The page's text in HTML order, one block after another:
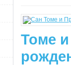
Томе